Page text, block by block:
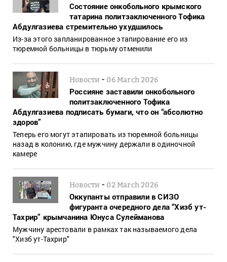
Состояние онкобольного крымского
татарина политзаключенного Тофика
Абдулгазиева стремительно ухудшилось
Из-за этого запланированное этапирование его из
тюремной больницы в тюрьму отменили
Новости - 06 March 2026
Россияне заставили онкобольного
политзаключенного Тофика
Абдулгазиева подписать бумаги, что он “абсолютно
здоров”
Теперь его могут этапировать из тюремной больницы
назад в колонию, где мужчину держали в одиночной
камере
Новости - 02 March 2026
Оккупанты отправили в СИЗО
фигуранта очередного дела “Хизб ут-
Тахрир” крымчанина Юнуса Сулейманова
Мужчину арестовали в рамках так называемого дела
"Хизб ут-Тахрир"